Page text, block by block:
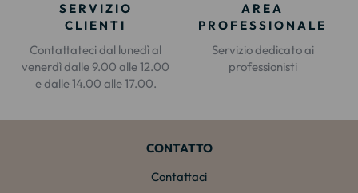
SERVIZIO
CLIENTI
Contattateci dal lunedì al
venerdì dalle 9.00 alle 12.00
e dalle 14.00 alle 17.00.
AREA
PROFESSIONALE
Servizio dedicato ai
professionisti
CONTATTO
Contattaci